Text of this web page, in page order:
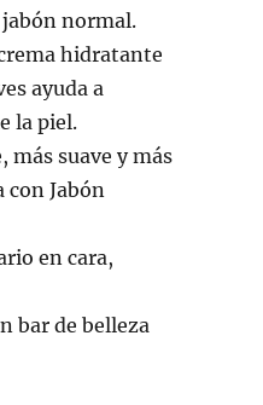
normal.
hidratante
ayuda a
la piel.
más suave y más
Jabón
en cara,
bar de belleza